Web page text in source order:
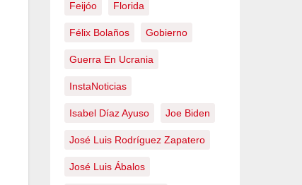
Feijóo Florida
Félix Bolaños Gobierno
Guerra En Ucrania
InstaNoticias
Isabel Díaz Ayuso Joe Biden
José Luis Rodríguez Zapatero
José Luis Ábalos